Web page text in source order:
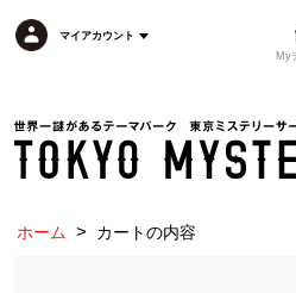
マイアカウント
My
トップページ
カートは空です
ホーム > カートの内容